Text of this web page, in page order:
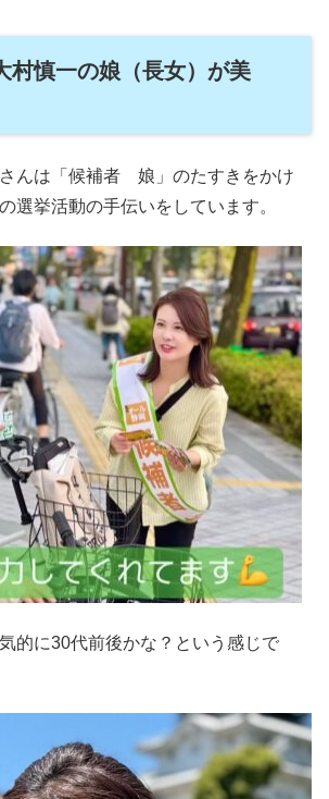
村慎一の娘（長女）が美
んは「候補者 娘」のたすきをかけ
選挙活動の手伝いをしています。
的に30代前後かな？という感じで